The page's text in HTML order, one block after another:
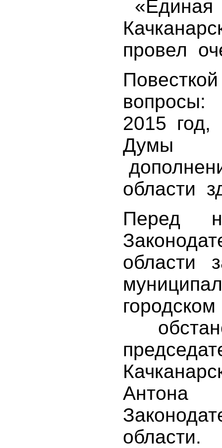
провел
2015
Думы
области
Перед
области
Антона
области.